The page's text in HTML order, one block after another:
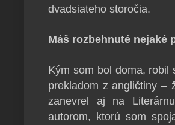
dvadsiateho storočia.
Máš rozbehnuté nejaké
Kým som bol doma, robil
prekladom z angličtiny –
zanevrel aj na
autorom, ktorú som